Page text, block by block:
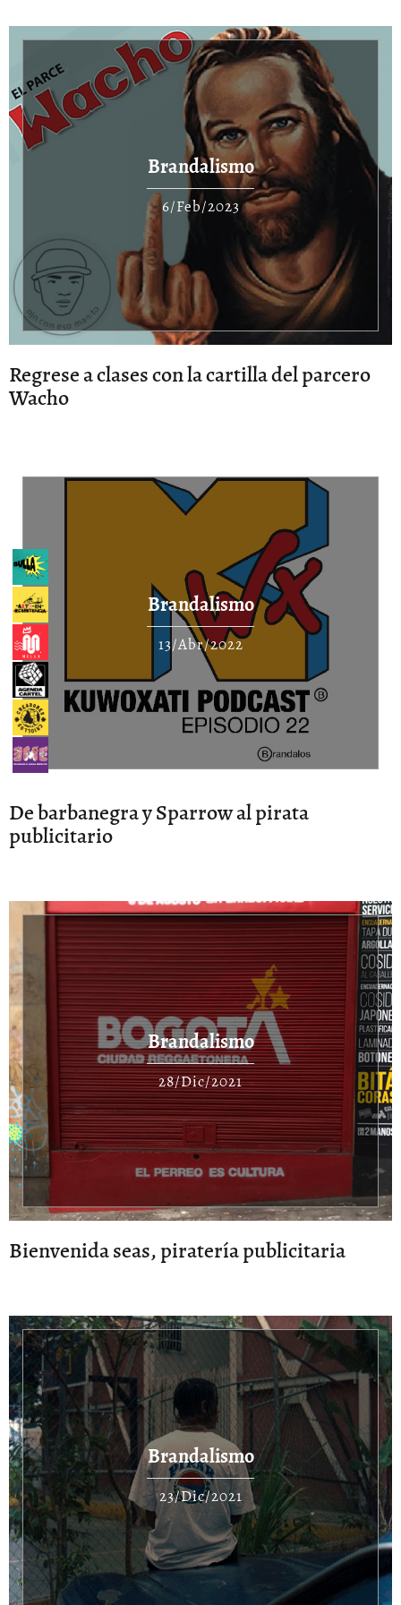
Brandalismo
6/Feb/2023
Regrese a clases con la cartilla del parcero
Wacho
Brandalismo
13/Abr/2022
De barbanegra y Sparrow al pirata
publicitario
Brandalismo
28/Dic/2021
Bienvenida seas, piratería publicitaria
Brandalismo
23/Dic/2021